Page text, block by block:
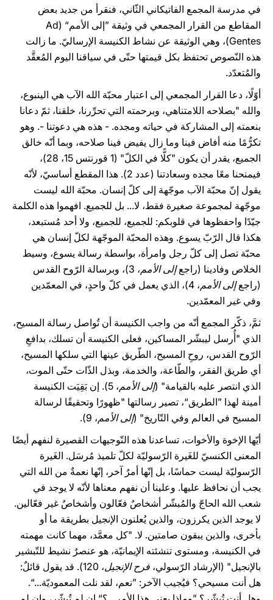
في مدرسة المجمع الفاتيكاني الثّاني، فنقرأ من جديد بعض
المقاطع من القرار المجمعي في وثيقة ”إلى الأمم“ (Ad
Gentes)، وهي الوثيقة عن نشاط الكنيسة الإرساليّ. ما زالت
هذه النّصوص تحتفظ بكل قيمتها حتّى في سياقنا اليوم المُعقَّد
والمُتعدّد.
أوّلًا، دعا القرار المجمعي إلى اعتبار محبّة الله الآب هي الينبوع،
والله "بصلاحه اللامتناهي، وبرحمته التي تحرِّرنا، خلقنا، ثمّ دعانا
بنعمته إلى المشاركة في حياته ومجده. - هذه هي دعوتنا -. وهو
تكرُّمًا منه أفاض فينا وما زال يفيض فينا صلاحه، وبما أنّه خالق
الجميع، يقدر أن يكون "كلًّا في الكلّ" (1 قورنتس 15، 28)،
فيمنحنا معًا مجده وسعادتنا (عدد 2). هذا المقطع أساسيّ، لأنّه
يقول إنّ محبّة الآب موجّهة إلى كلّ إنسان. محبّة الله ليست
موجّهة لمجموعة صغيرة فقط، لا... بل للجميع. افهموا هذه الكلمة
جيّدًا واحفظوها في قلوبكم: للجميع، للجميع، ولا أحد مُستبعد،
هكذا قال الرّبّ يسوع. وهذه المحبّة الموجّهة لكلّ إنسان هي
محبّة تصل إلى كلّ رجل وامرأة، بواسطة رسالة يسوع، وسيط
الخلاص وفادينا (راجعإلى الأمم
، 3)، وبرسالة الرّوح القدس
(راجعإلى الأمم
، 4)، الذي يعمل في كلّ واحدٍ، في المعمّدين
وفي غير المعمّدين.
ثمَّ، ذكّر المجمع أنّه من واجب الكنيسة أن تُواصل رسالة المسيح،
الذي "أُرسل ليبشّر المساكين، فعلى الكنيسة أن تسلك، بدافعِ
الرّوح القدس، روحِ المسيح، الطّريق عينها التي سلكها المسيح،
أي طريق الفقر، والطّاعة، والخدمة، وبذل الذّات حتّى الموت،
الذي انتصر عليه بالقيامة" (إلى الأمم
، 5). إن بَقِيَت الكنيسة
أمينة لهذا ”الطريق“، تصير رسالتها "ظهورًا وتحقيقًا لرسالة
المسيح في العالم وفي التّاريخ" (إلى الأمم، 9).
أيّها الإخوة والأخوات، تساعدنا هذه التّوجيهات القصيرة لنفهم أيضًا
المعنى الكنسيّ للغَيرة الرّسوليّة لكلّ تلميذ مُرسَل. الغَيرة
الرّسوليّة ليست حماسًا، بل إنّها أمرٌ آخر، إنّها نعمةٌ من الله التي
يجب أن نحافظ عليها. وعلينا أن نفهم معناها لأنّه لا يوجد في
شعب الله الحاجّ والمُبشّر أشخاصٌ فعّالون وأشخاصٌ غير فعّالين.
لا يوجد الذين يكرزون، والذين يُعلنون الإنجيل بطريقة ما أو
بأخرى، والذين يبقون صامتين. لا. "كل معمَّد، مهما كانت مهمته
في الكنيسة، ومستوى تنشئته الإيمانيّة، هو عنصرٌ نشيط للتّبشير
بالإنجيل" (الإرشاد الرّسولي، فرح الإنجيل
، 120). قد يقول قائلٌ:
هل أنت مسيحي؟ فيُجيب الآخر: ”نعم، لقد نلت المعموديّة...“.